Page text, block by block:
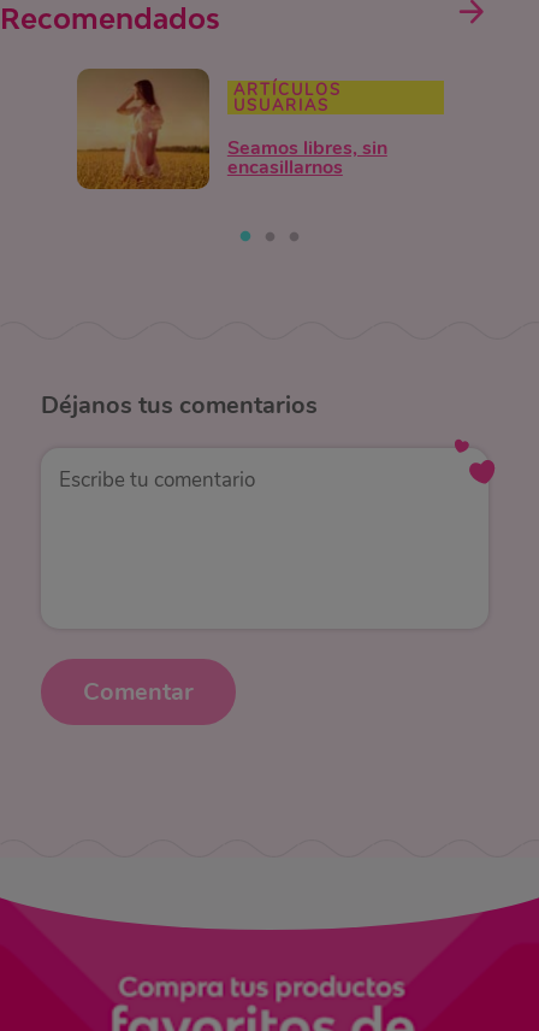
Recomendados
ARTÍCULOS
USUARIAS
Seamos libres, sin
encasillarnos
Déjanos tus comentarios
Comentar